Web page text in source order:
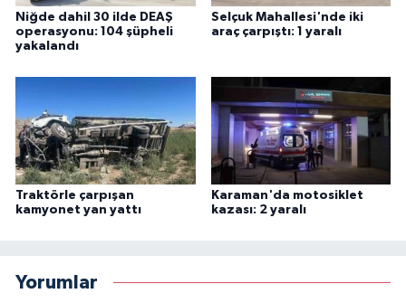
Niğde dahil 30 ilde DEAŞ
operasyonu: 104 şüpheli
yakalandı
Selçuk Mahallesi'nde iki
araç çarpıştı: 1 yaralı
Traktörle çarpışan
kamyonet yan yattı
Karaman'da motosiklet
kazası: 2 yaralı
Yorumlar